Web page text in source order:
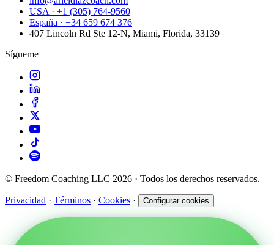
USA · +1 (305) 764-9560
España · +34 659 674 376
407 Lincoln Rd Ste 12-N, Miami, Florida, 33139
Sígueme
© Freedom Coaching LLC 2026 · Todos los derechos reservados.
Privacidad · Términos · Cookies · Configurar cookies